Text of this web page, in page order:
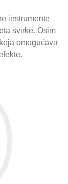
instrumente
svirke. Osim
omogućava